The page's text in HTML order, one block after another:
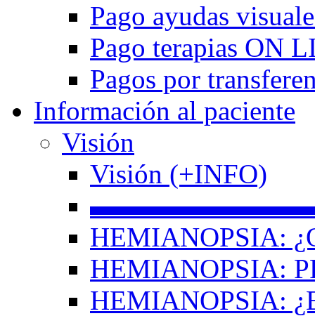
Pago ayudas
Pago terapias ON
Pagos por
Información al paciente
Visión
Visión (+INFO)
HEMIANOPSIA:
HEMIANOPSIA:
HEMIANOPSIA: